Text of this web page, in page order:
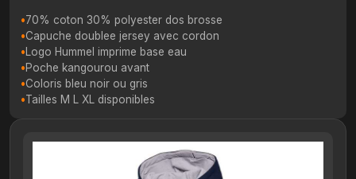
70% coton 30% polyester dos brosse
Capuche doublee jersey avec cordon
Logo Hummel imprime base eau
Poche kangourou avant
Coloris bleu noir ou gris
Tailles M L XL disponibles